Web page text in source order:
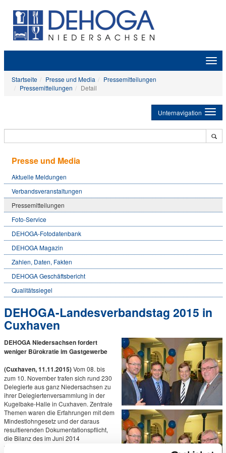
Startseite
Presse und Media
Pressemitteilungen
Pressemitteilungen
Detail
Unternavigation
Presse und Media
Aktuelle Meldungen
Verbandsveranstaltungen
Pressemitteilungen
Foto-Service
DEHOGA-Fotodatenbank
DEHOGA Magazin
Zahlen, Daten, Fakten
DEHOGA Geschäftsbericht
Qualitätssiegel
DEHOGA-Landesverbandstag 2015 in
Cuxhaven
DEHOGA Niedersachsen fordert
weniger Bürokratie im Gastgewerbe
(Cuxhaven, 11.11.2015)Vom 08. bis
zum 10. November trafen sich rund 230
Delegierte aus ganz Niedersachsen zu
ihrer Delegiertenversammlung in der
Kugelbake-Halle in Cuxhaven. Zentrale
Themen waren die Erfahrungen mit dem
Mindestlohngesetz und der daraus
resultierenden Dokumentationspflicht,
die Bilanz des im Juni 2014
veröffentlichten Schwarzbuches